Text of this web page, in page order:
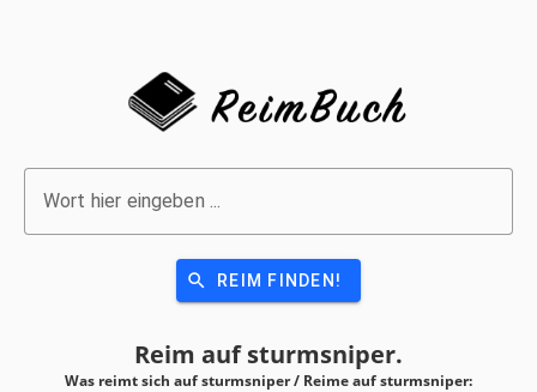
Wort hier eingeben ...
search REIM FINDEN!
Reim aufsturmsniper.
Was reimt sich auf sturmsniper / Reime aufsturmsniper: